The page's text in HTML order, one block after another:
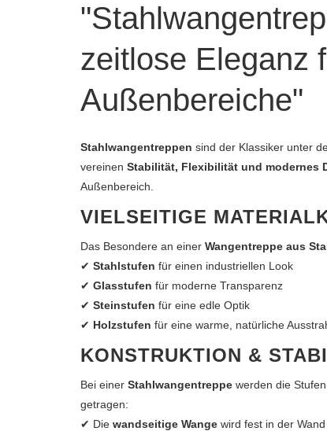
zeitlose Eleganz
Außenbereiche"
Stahlwangentreppen sind der Klassiker unter
vereinen Stabilität, Flexibilität und modernes
Außenbereich.
VIELSEITIGE
Das Besondere an einer Wangentreppe aus
✔ Stahlstufen für einen industriellen Look
✔ Glasstufen für moderne Transparenz
✔ Steinstufen für eine edle Optik
✔ Holzstufen für eine warme, natürliche
KONSTRUKTION &
Bei einer Stahlwangentreppe werden die
getragen:
✔ Die wandseitige Wange wird fest in der